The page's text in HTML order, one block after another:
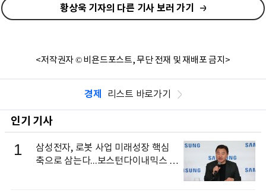
황상욱 기자의 다른 기사 보러 가기
<저작권자 © 비욘드포스트, 무단 전재 및 재배포 금지>
경제 리스트 바로가기
인기 기사
1
삼성전자, 로봇 사업 미래성장 핵심
축으로 삼는다...보스턴다이내믹스 출